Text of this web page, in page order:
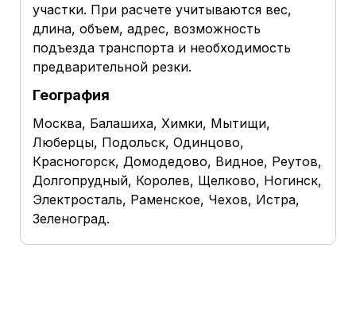
участки. При расчете учитываются вес,
длина, объем, адрес, возможность
подъезда транспорта и необходимость
предварительной резки.
География
Москва, Балашиха, Химки, Мытищи,
Люберцы, Подольск, Одинцово,
Красногорск, Домодедово, Видное, Реутов,
Долгопрудный, Королев, Щелково, Ногинск,
Электросталь, Раменское, Чехов, Истра,
Зеленоград.